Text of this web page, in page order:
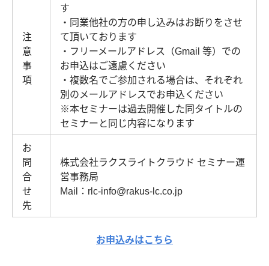
注
意
事
項
す
・同業他社の方の申し込みはお断りをさせ
て頂いております
・フリーメールアドレス（Gmail 等）での
お申込はご遠慮ください
・複数名でご参加される場合は、それぞれ
別のメールアドレスでお申込ください
※本セミナーは過去開催した同タイトルの
セミナーと同じ内容になります
お
問
合
せ
先
株式会社ラクスライトクラウド セミナー運
営事務局
Mail：rlc-info@rakus-lc.co.jp
お申込みはこちら